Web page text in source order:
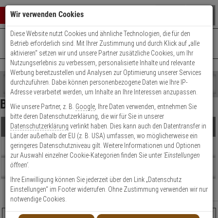
0 ARTIKEL IM WARENKORB
Ihr Warenkorb ist momentan leer.
Ergebnisse (219) Fertig
Hersteller Filter
Preis Filter (219
€ €
Modell / Serie
Shop
durchsuchen
Bitte
geben
Sie
mindestens
3
Zeichen
ein,
um
die
Suche
Es
wurde
noch
Kategorien
Suche
gestartet
+49 (0)821 899 493-0Mo. - Do.: 8:00 - 16:30 | Fr.: 8:00 - 14:00 Uhr
Kontaktservice nutzen
Bewegungsmelder
Produkte
Topseller
Filter anzeigen Relevanz
Wir verwenden Cookies
Diese Website nutzt Cookies und ähnliche Technologien, die für den
Betrieb erforderlich sind. Mit Ihrer Zustimmung und durch Klick auf „alle
aktivieren“ setzen wir und unsere Partner zusätzliche Cookies, um Ihr
Nutzungserlebnis zu verbessern, personalisierte Inhalte und relevante
Werbung bereitzustellen und Analysen zur Optimierung unserer Services
durchzuführen. Dabei können personenbezogene Daten wie Ihre IP-
Adresse verarbeitet werden, um Inhalte an Ihre Interessen anzupassen.
Wie unsere Partner, z. B. Google , Ihre Daten verwenden, entnehmen Sie
bitte deren Datenschutzerklärung, die wir für Sie in unserer
Datenschutzerklärung verlinkt haben. Dies kann auch den Datentransfer in
Länder außerhalb der EU (z. B. USA) umfassen, wo möglicherweise ein
geringeres Datenschutzniveau gilt. Weitere Informationen und Optionen
zur Auswahl einzelner Cookie-Kategorien finden Sie unter 'Einstellungen
öffnen'.
Ihre Einwilligung können Sie jederzeit über den Link „Datenschutz
Einstellungen“ im Footer widerrufen. Ohne Zustimmung verwenden wir nur
notwendige Cookies.